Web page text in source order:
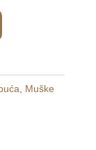
Muške